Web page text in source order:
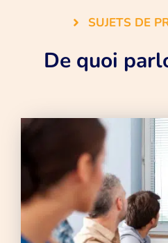
SUJETS DE
De quoi